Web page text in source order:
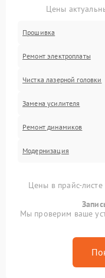
Цены
Прошивка
Ремонт электроплаты
Чистка лазерной головки
Замена усилителя
Ремонт динамиков
Модернизация
Цены в прайс-
Мы проверим ваше